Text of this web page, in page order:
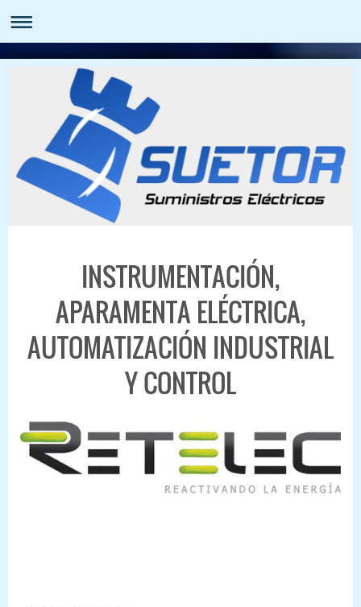
INSTRUMENTACIÓN,
APARAMENTA ELÉCTRICA,
AUTOMATIZACIÓN INDUSTRIAL
Y CONTROL